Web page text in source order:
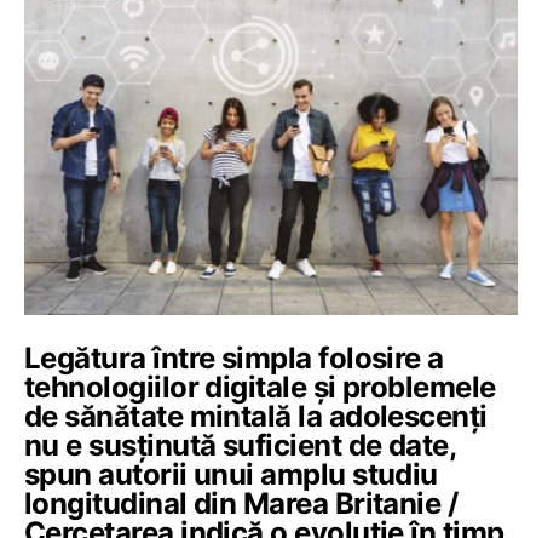
Legătura între simpla folosire a
tehnologiilor digitale și problemele
de sănătate mintală la adolescenți
nu e susținută suficient de date,
spun autorii unui amplu studiu
longitudinal din Marea Britanie /